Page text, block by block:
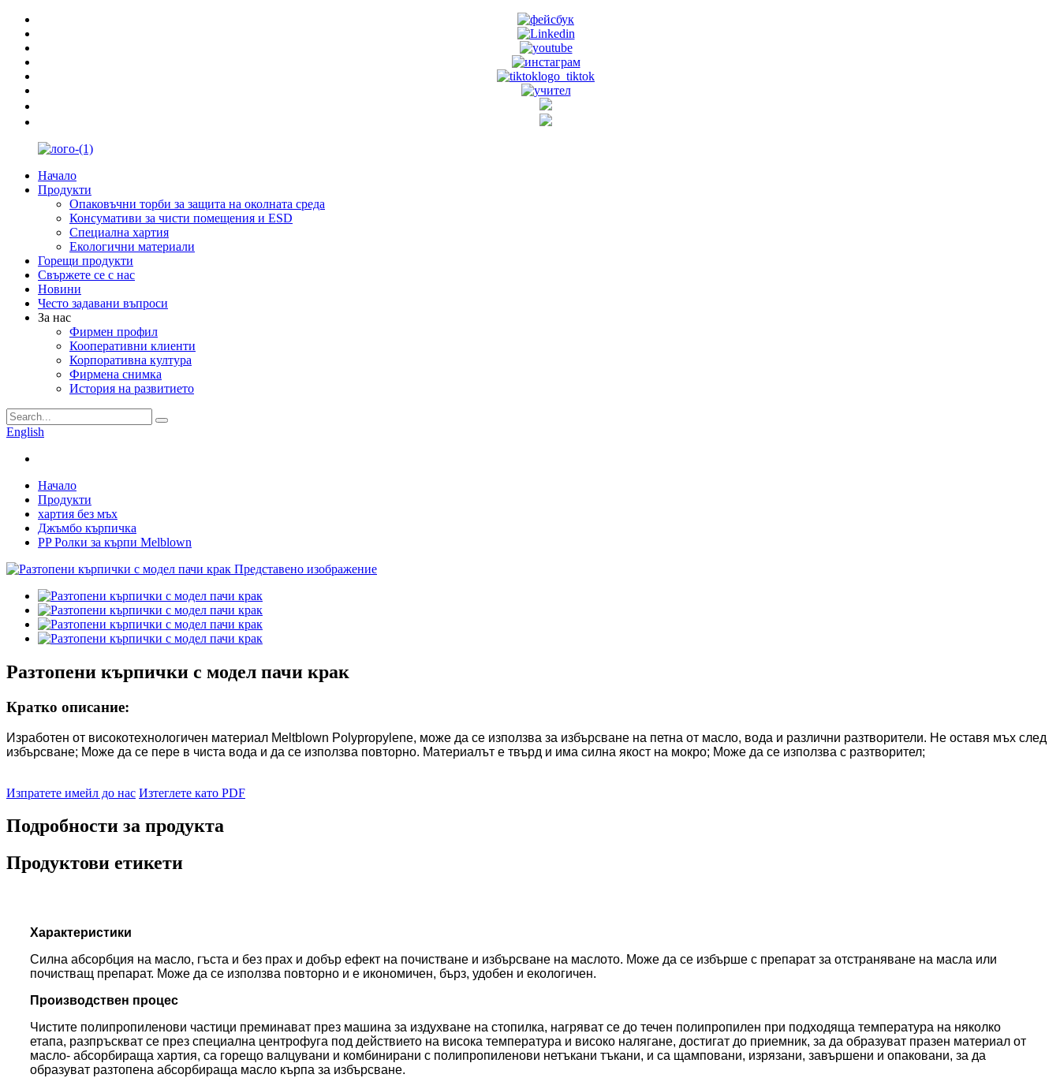
Начало
Продукти
Опаковъчни торби за защита на околната среда
Консумативи за чисти помещения и ESD
Специална хартия
Екологични материали
Горещи продукти
Свържете се с нас
Новини
Често задавани въпроси
За нас
Фирмен профил
Кооперативни клиенти
Корпоративна култура
Фирмена снимка
История на развитието
English
Начало
Продукти
хартия без мъх
Джъмбо кърпичка
PP Ролки за кърпи Melblown
Разтопени кърпички с модел пачи крак
Кратко описание:
Изработен от високотехнологичен материал Meltblown Polypropylene, може да се използва за избърсване на петна от масло, вода и различни разтворители. Не оставя мъх след
избърсване; Може да се пере в чиста вода и да се използва повторно. Материалът е твърд и има силна якост на мокро; Може да се използва с разтворител;
Изпратете имейл до нас Изтеглете като PDF
Подробности за продукта
Продуктови етикети
Характеристики
Силна абсорбция на масло, гъста и без прах и добър ефект на почистване и избърсване на маслото. Може да се избърше с препарат за отстраняване на масла или
почистващ препарат. Може да се използва повторно и е икономичен, бърз, удобен и екологичен.
Производствен процес
Чистите полипропиленови частици преминават през машина за издухване на стопилка, нагряват се до течен полипропилен при подходяща температура на няколко
етапа, разпръскват се през специална центрофуга под действието на висока температура и високо налягане, достигат до приемник, за да образуват празен материал от
масло- абсорбираща хартия, са горещо валцувани и комбинирани с полипропиленови нетъкани тъкани, и са щамповани, изрязани, завършени и опаковани, за да
образуват разтопена абсорбираща масло кърпа за избърсване.